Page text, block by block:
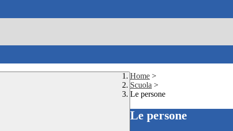
Home >
Scuola >
Le persone
Le persone